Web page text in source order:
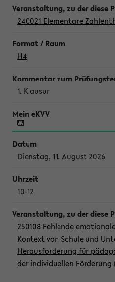
240021 Elementare
H4
1. Klausur
Dienstag, 11. August 2026
10-12
250108 Fehlende
Kontext von Schule und
Herausforderung für
der individuellen Förderung